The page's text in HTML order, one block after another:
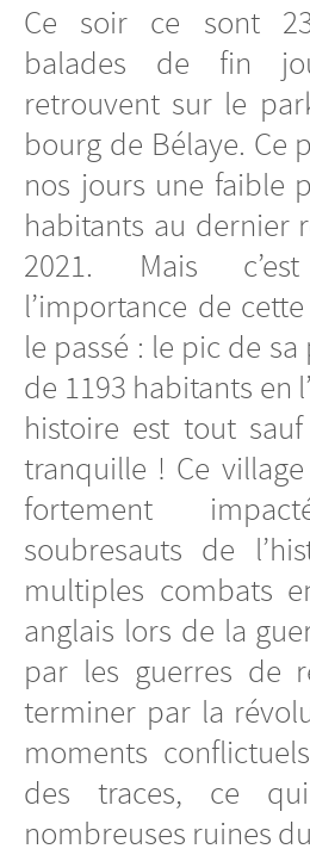
Ce soir ce sont
balades de fin
retrouvent sur le
bourg de Bélaye. Ce
nos jours une faible
habitants au dernier
2021. Mais
l’importance de
le passé : le pic de
de 1193 habitants en
histoire est tout
tranquille ! Ce
fortement
soubresauts de
multiples combats
anglais lors de la
par les guerres de
terminer par la
moments
des traces, ce
nombreuses ruines